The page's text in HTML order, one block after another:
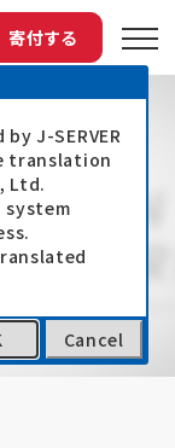
寄付する
J-SERVER
translation
Ltd.
Cancel